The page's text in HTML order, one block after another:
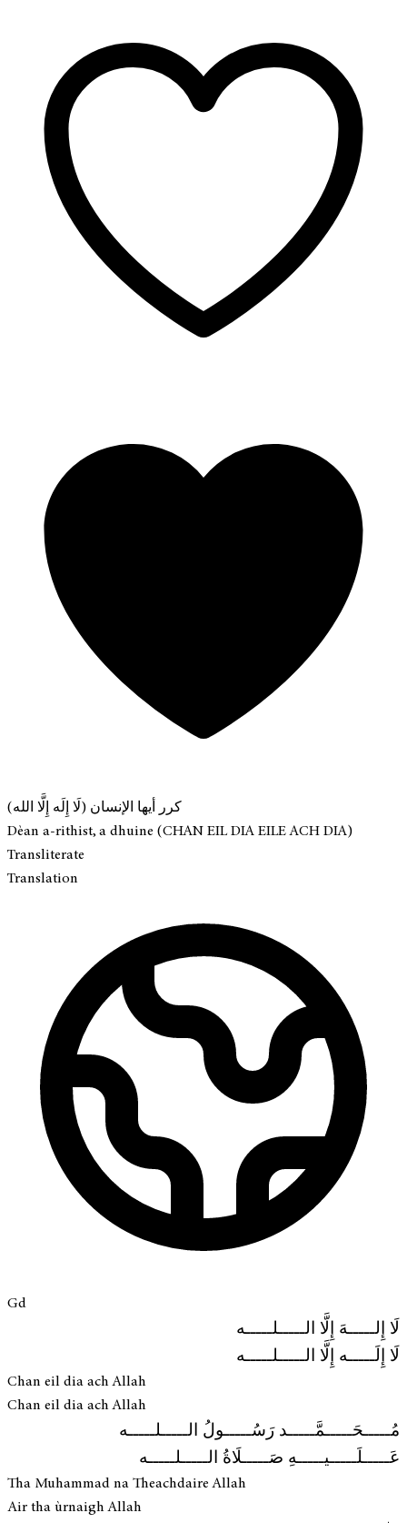
كرر أيها الإنسان (لَا إِلَه إِلَّا الله)
Dèan a-rithist, a dhuine (CHAN EIL DIA EILE ACH DIA)
Transliterate
Translation
Gd
لَا إِلـــــهَ إِلَّا الـــــلـــــه
لَا إِلَـــــه إِلَّا الـــــلـــــه
Chan eil dia ach Allah
Chan eil dia ach Allah
مُـــــحَـــــمَّـــــد رَسُـــــولُ الـــــلـــــه
عَـــــلَـــــيـــــهِ صَـــــلَاةُ الـــــلـــــه
Tha Muhammad na Theachdaire Allah
Air tha ùrnaigh Allah